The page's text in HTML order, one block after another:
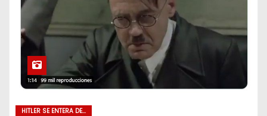
HITLER SE ENTERA DE...